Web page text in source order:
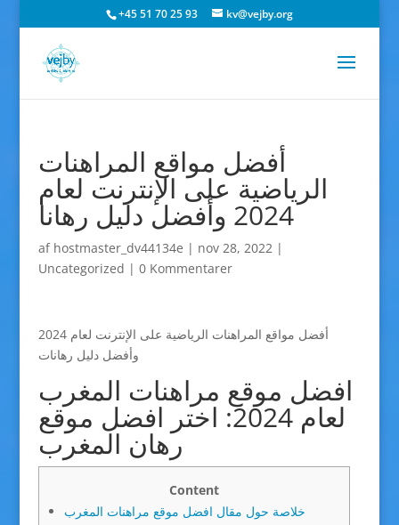
+45 51 70 25 93 kv@vejby.org
أفضل مواقع المراهنات
الرياضية على الإنترنت لعام
2024 وأفضل دليل رهانا
af hostmaster_dv44134e | nov 28, 2022|
Uncategorized | 0 Kommentarer
أفضل مواقع المراهنات الرياضية على الإنترنت لعام 2024
وأفضل دليل رهانات
افضل موقع مراهنات المغرب
لعام 2024: اختر افضل موقع
رهان المغرب
Content
خلاصة حول مقال افضل موقع مراهنات المغرب